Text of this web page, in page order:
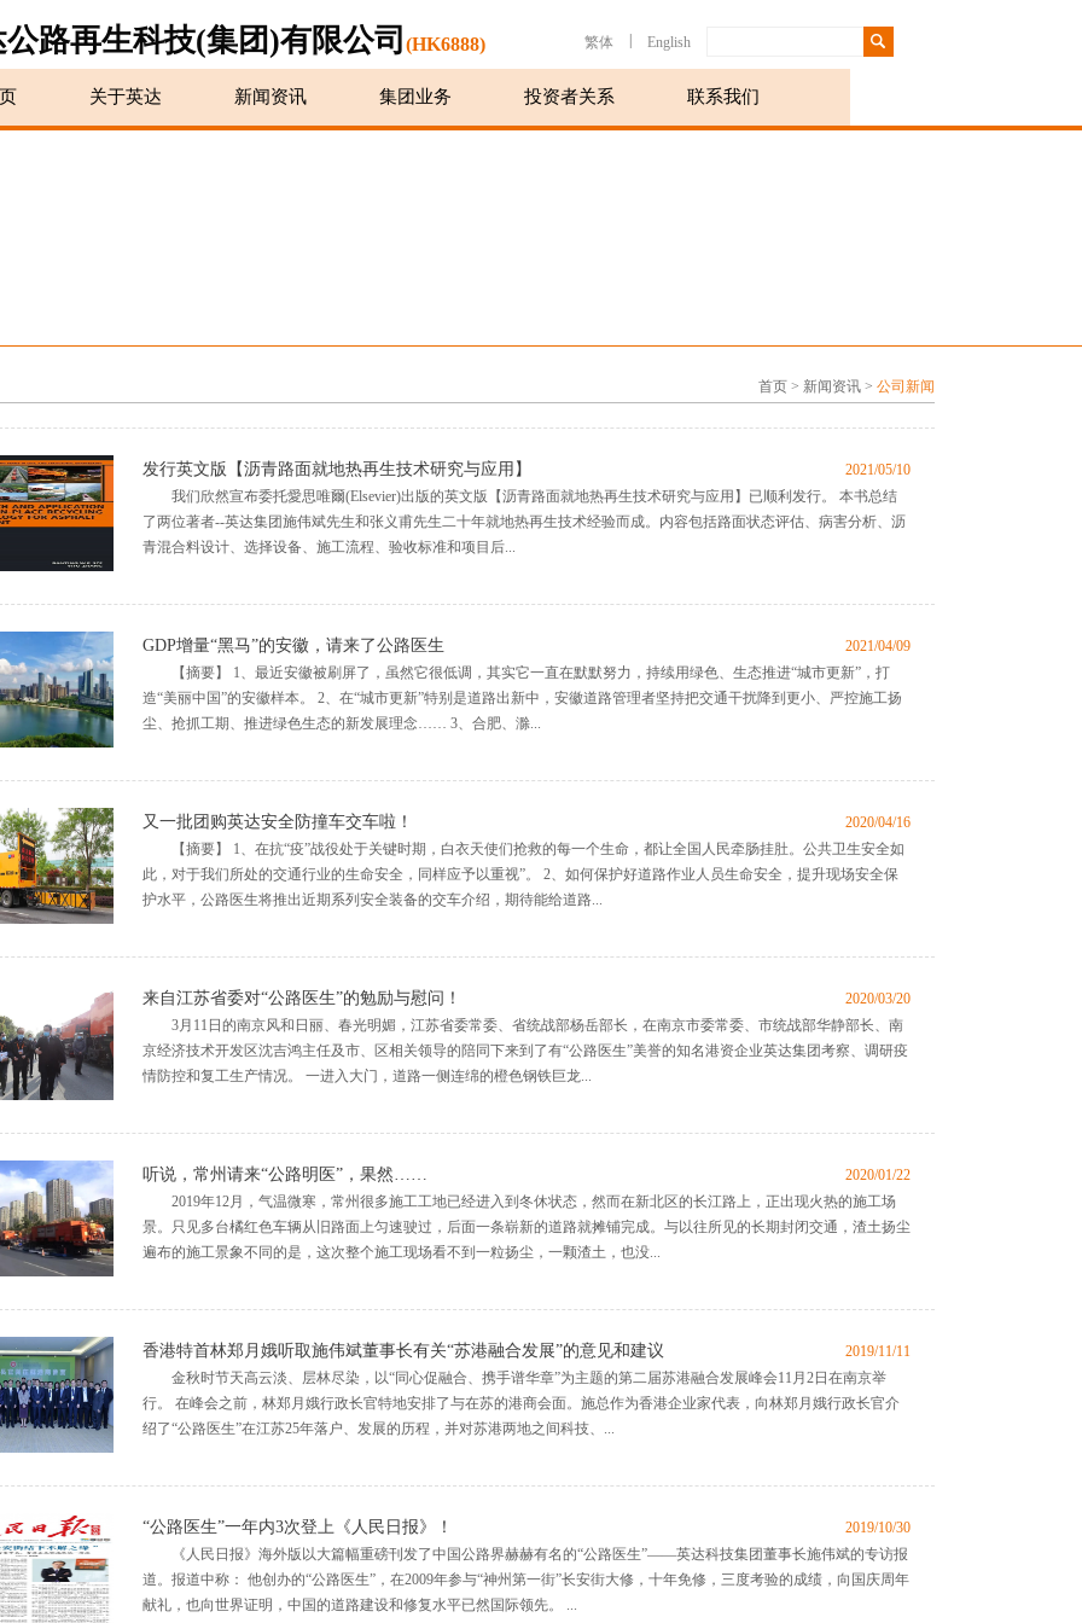
路再生科技(集团)有限公司 (HK6888) 繁体 English
关于英达 新闻资讯 集团业务 投资者关系 联系我们
首页 > 新闻资讯 > 公司新闻
2021/05/10
发行英文版【沥青路面就地热再生技术研究与应用】
我们欣然宣布委托愛思唯爾(Elsevier)出版的英文版【沥青路面就地热再生技术研究与应用】已顺利发行。 本书总结
了两位著者--英达集团施伟斌先生和张义甫先生二十年就地热再生技术经验而成。内容包括路面状态评估、病害分析、沥
青混合料设计、选择设备、施工流程、验收标准和项目后...
2021/04/09
GDP增量“黑马”的安徽，请来了公路医生
【摘要】 1、最近安徽被刷屏了，虽然它很低调，其实它一直在默默努力，持续用绿色、生态推进“城市更新”，打
造“美丽中国”的安徽样本。 2、在“城市更新”特别是道路出新中，安徽道路管理者坚持把交通干扰降到更小、严控施工扬
尘、抢抓工期、推进绿色生态的新发展理念…… 3、合肥、滁...
2020/04/16
又一批团购英达安全防撞车交车啦！
【摘要】 1、在抗“疫”战役处于关键时期，白衣天使们抢救的每一个生命，都让全国人民牵肠挂肚。公共卫生安全如
此，对于我们所处的交通行业的生命安全，同样应予以重视”。 2、如何保护好道路作业人员生命安全，提升现场安全保
护水平，公路医生将推出近期系列安全装备的交车介绍，期待能给道路...
2020/03/20
来自江苏省委对“公路医生”的勉励与慰问！
3月11日的南京风和日丽、春光明媚，江苏省委常委、省统战部杨岳部长，在南京市委常委、市统战部华静部长、南
京经济技术开发区沈吉鸿主任及市、区相关领导的陪同下来到了有“公路医生”美誉的知名港资企业英达集团考察、调研疫
情防控和复工生产情况。 一进入大门，道路一侧连绵的橙色钢铁巨龙...
2020/01/22
听说，常州请来“公路明医”，果然……
2019年12月，气温微寒，常州很多施工工地已经进入到冬休状态，然而在新北区的长江路上，正出现火热的施工场
景。只见多台橘红色车辆从旧路面上匀速驶过，后面一条崭新的道路就摊铺完成。与以往所见的长期封闭交通，渣土扬尘
遍布的施工景象不同的是，这次整个施工现场看不到一粒扬尘，一颗渣土，也没...
2019/11/11
香港特首林郑月娥听取施伟斌董事长有关“苏港融合发展”的意见和建议
金秋时节天高云淡、层林尽染，以“同心促融合、携手谱华章”为主题的第二届苏港融合发展峰会11月2日在南京举
行。 在峰会之前，林郑月娥行政长官特地安排了与在苏的港商会面。施总作为香港企业家代表，向林郑月娥行政长官介
绍了“公路医生”在江苏25年落户、发展的历程，并对苏港两地之间科技、...
2019/10/30
“公路医生”一年内3次登上《人民日报》！
《人民日报》海外版以大篇幅重磅刊发了中国公路界赫赫有名的“公路医生”——英达科技集团董事长施伟斌的专访报
道。报道中称： 他创办的“公路医生”，在2009年参与“神州第一街”长安街大修，十年免修，三度考验的成绩，向国庆周年
献礼，也向世界证明，中国的道路建设和修复水平已然国际领先。 ...